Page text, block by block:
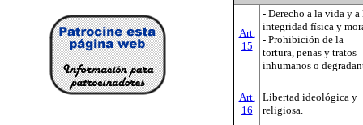
Art.
15
- Derecho a la vida y a
integridad física y
- Prohibición de la
tortura, penas y tratos
inhumanos o
Art.
16
Libertad ideológica y
religiosa.